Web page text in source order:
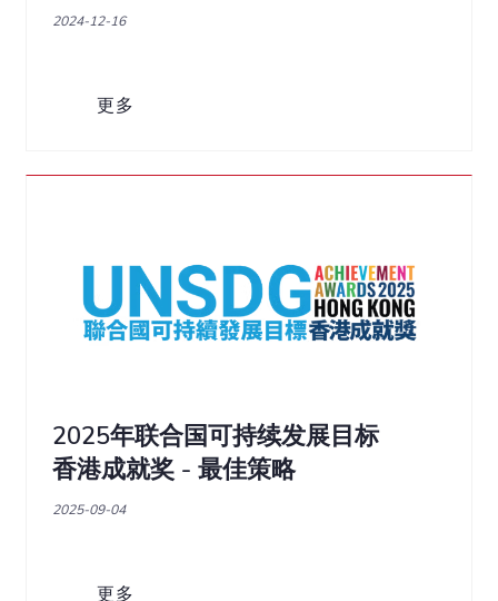
2024-12-16
更多
2025年联合国可持续发展目标
香港成就奖 - 最佳策略
2025-09-04
更多